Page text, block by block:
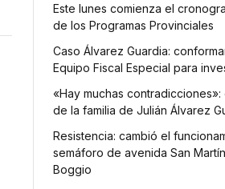
Este lunes comienza el
de los Programas Provinciales
Caso Álvarez Guardia:
Equipo Fiscal Especial para
«Hay muchas contradicciones»:
de la familia de Julián Álvarez
Resistencia: cambió el
semáforo de avenida San
Boggio